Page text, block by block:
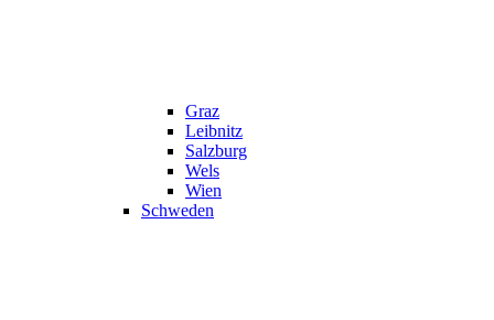
Graz
Leibnitz
Salzburg
Wels
Wien
Schweden